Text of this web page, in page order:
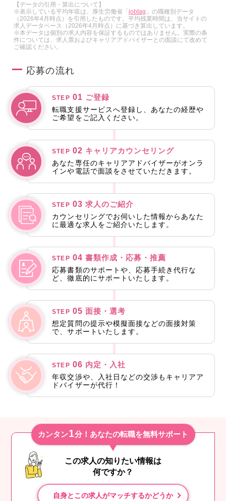
【データの引用・算出について】
※表示している平均年収は、厚生労働省「jobtag 」の職種別データ
（2026年4月時点）を引用したものです。平均残業時間は、当サイトの
求人データベース（2026年4月時点）に基づき算出しています。
※本データは個別の求人内容を保証するものではありません。実際の条
件については、求人票およびキャリアアドバイザーとの面談にて改めて
ご確認ください。
応募の流れ
STEP 01 ご登録
転職支援サービスへ登録し、あなたの経歴や
ご希望をご記入ください。
STEP 02 キャリアカウンセリング
あなた専任のキャリアアドバイザーがオンラ
インや電話で面談をさせていただきます。
STEP 03 求人のご紹介
カウンセリングでお伺いした情報からあなた
に最適な求人をご紹介いたします。
STEP 04 書類作成・応募・推薦
応募書類のサポートや、応募手続き代行な
ど、徹底的にサポートいたします。
STEP 05 面接・選考
想定質問の提示や模擬面接などの面接対策
で、サポートいたします。
STEP 06 内定・入社
年収交渉や、入社日などの交渉もキャリアア
ドバイザーが代行！
カンタン1分！あなたの転職を無料サポート
この求人の知りたい情報は
何ですか？
自身とこの求人がマッチするかどうか